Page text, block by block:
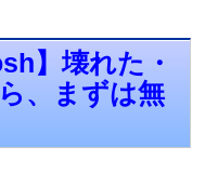
】壊れた・
、まずは無